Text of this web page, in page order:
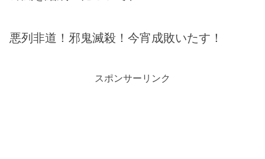
悪列非道！邪鬼滅殺！今宵成敗いたす！
スポンサーリンク